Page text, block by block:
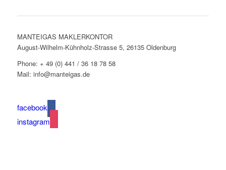
MANTEIGAS MAKLERKONTOR
August-Wilhelm-Kühnholz-Strasse 5, 26135 Oldenburg
Phone: + 49 (0) 441 / 36 18 78 58
Mail: info@manteigas.de
facebook
instagram